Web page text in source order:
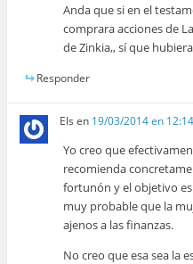
Anda que si en el
comprara acciones de
de Zinkia,, sí que
Responder
Els en 19/03/2014 en
Yo creo que
recomienda
fortunón y el objetivo
muy probable que la
ajenos a las finanzas.
No creo que esa sea la